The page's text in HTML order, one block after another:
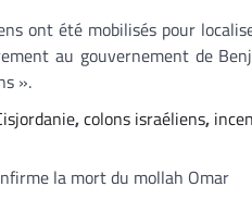
ont été mobilisés pour
au gouvernement de
».
,colons israéliens,
la mort du mollah Omar